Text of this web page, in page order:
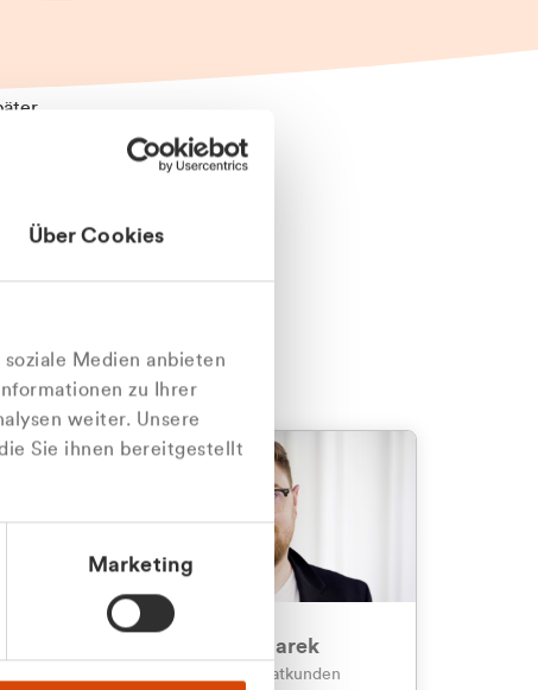
Über Cookies
Medien anbieten
zu Ihrer
weiter. Unsere
Sie ihnen bereitgestellt
Marketing
Julian Marek
Vertrieb - Privatkunden